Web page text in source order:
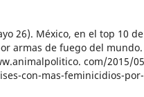
26). México, en el top 10
armas de fuego del
com/2015/
con-mas-feminicidios-